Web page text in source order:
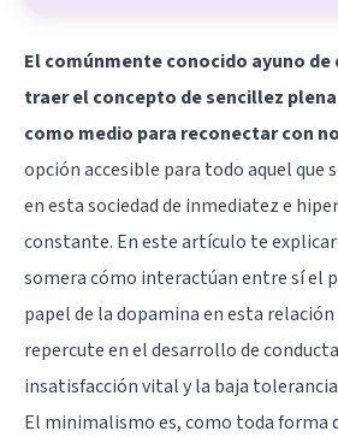
El comúnmente conocido ayuno de
traer el concepto de sencillez
como medio para reconectar con
opción accesible para todo aquel que
en esta sociedad de inmediatez e
constante. En este artículo te
somera cómo interactúan entre sí el
papel de la dopamina en esta
repercute en el desarrollo de
insatisfacción vital y la baja
El minimalismo es, como toda forma